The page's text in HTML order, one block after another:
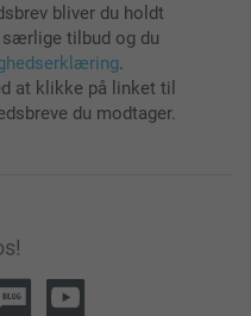
bliver du holdt
tilbud og du
.
at klikke på linket til
du modtager.